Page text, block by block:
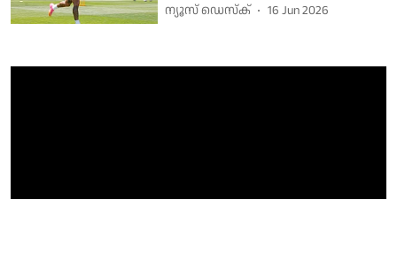
ന്യൂസ് ഡെസ്ക് 16 Jun 2026